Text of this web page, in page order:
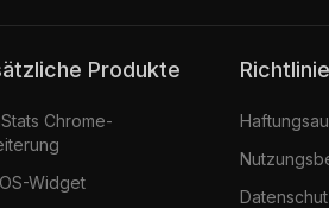
Produkte
Chrome-
Widget